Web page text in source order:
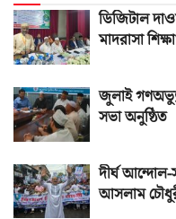
ডিজিটাল
মাদরাসা
জুলাই
সভা অনুষ্ঠিত
দীর্ঘ
আসলাম